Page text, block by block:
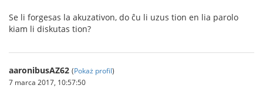
Se li forgesas la akuzativon, do ĉu li uzus tion en lia parolo
kiam li diskutas tion?
aaronibusAZ62 (Pokaż profil)
7 marca 2017, 10:57:50